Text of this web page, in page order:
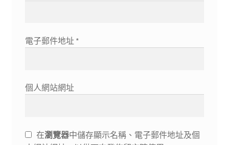
電子郵件地址 *
個人網站網址
在瀏覽器中儲存顯示名稱、電子郵件地址及個